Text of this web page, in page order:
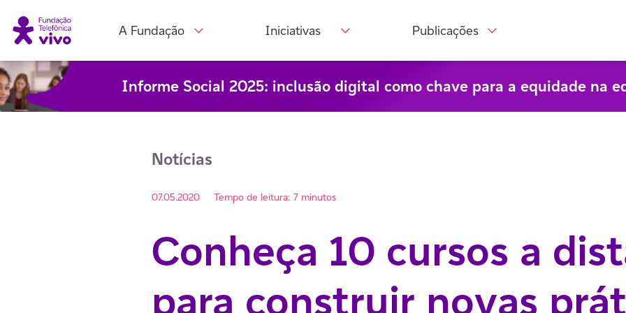
Informe Social 2025: inclusão digital como chave para a equidade na
A Fundação Iniciativas Publicações
Notícias
07.05.2020 Tempo de leitura: 7 minutos
Conheça 10 cursos a
para construir novas